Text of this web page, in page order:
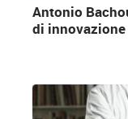
Antonio
di